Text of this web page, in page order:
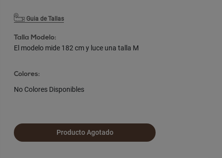
Guia de Tallas
Talla Modelo:
El modelo mide 182 cm y luce una talla M
Colores:
No Colores Disponibles
Producto Agotado